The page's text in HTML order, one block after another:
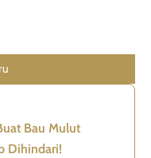
Bau Mulut
Dihindari!